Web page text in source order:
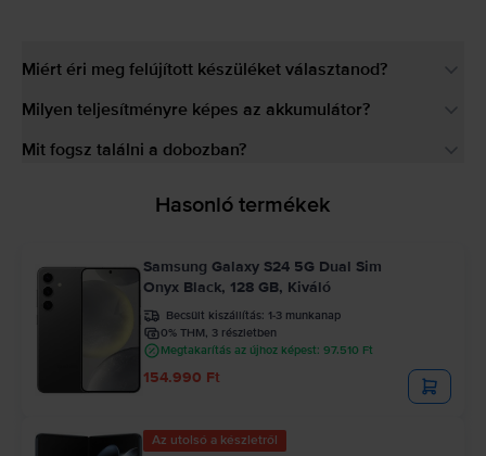
Miért éri meg felújított készüléket választanod?
Milyen teljesítményre képes az akkumulátor?
Mit fogsz találni a dobozban?
Hasonló termékek
Samsung Galaxy S24 5G Dual Sim
Onyx Black, 128 GB, Kiváló
Becsült kiszállítás: 1-3 munkanap
0% THM, 3 részletben
Megtakarítás az újhoz képest: 97.510 Ft
154.990 Ft
Az utolsó a készletről